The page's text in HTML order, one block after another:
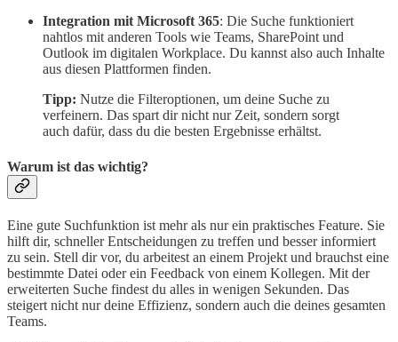
Integration mit Microsoft 365: Die Suche funktioniert
nahtlos mit anderen Tools wie Teams, SharePoint und
Outlook im digitalen Workplace. Du kannst also auch Inhalte
aus diesen Plattformen finden.
Tipp: Nutze die Filteroptionen, um deine Suche zu
verfeinern. Das spart dir nicht nur Zeit, sondern sorgt
auch dafür, dass du die besten Ergebnisse erhältst.
Warum ist das wichtig?
Eine gute Suchfunktion ist mehr als nur ein praktisches Feature. Sie
hilft dir, schneller Entscheidungen zu treffen und besser informiert
zu sein. Stell dir vor, du arbeitest an einem Projekt und brauchst eine
bestimmte Datei oder ein Feedback von einem Kollegen. Mit der
erweiterten Suche findest du alles in wenigen Sekunden. Das
steigert nicht nur deine Effizienz, sondern auch die deines gesamten
Teams.